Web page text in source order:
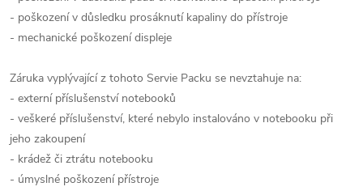
- poškození v důsledku prosáknutí kapaliny do přístroje
- mechanické poškození displeje
Záruka vyplývající z tohoto Servie Packu se nevztahuje na:
- externí příslušenství notebooků
- veškeré příslušenství, které nebylo instalováno v notebooku při
jeho zakoupení
- krádež či ztrátu notebooku
- úmyslné poškození přístroje